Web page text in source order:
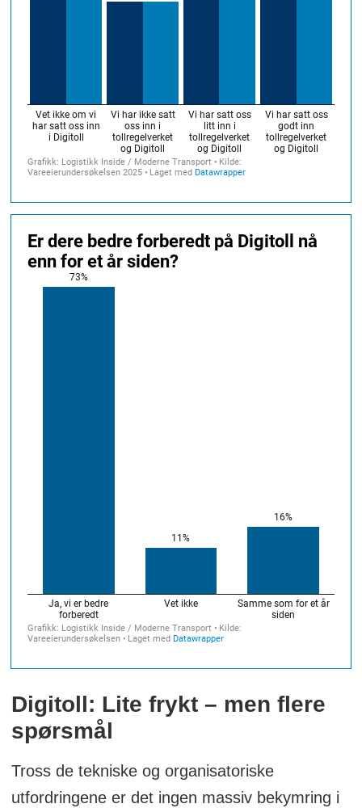
Digitoll: Lite frykt – men flere
spørsmål
Tross de tekniske og organisatoriske
utfordringene er det ingen massiv bekymring i